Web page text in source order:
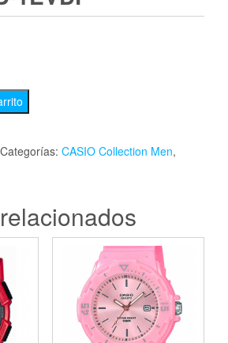
Categorías: CASIO Collection Men,